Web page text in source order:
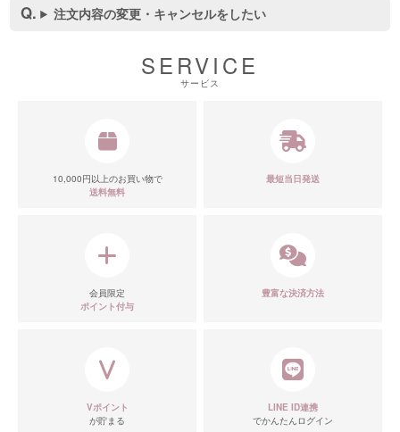
注文内容の変更・キャンセルをしたい
SERVICE
サービス
10,000円以上のお買い物で
送料無料
最短当日発送
会員限定
ポイント付与
豊富な決済方法
Vポイント
が貯まる
LINE ID連携
でかんたんログイン